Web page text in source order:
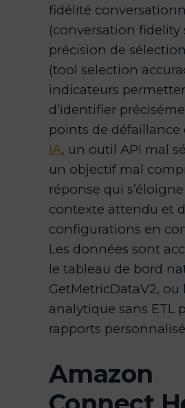
fidélité
(conversation fidelity
précision de
(tool selection
indicateurs
d’identifier
points de défaillance
IA, un outil API mal
un objectif mal
réponse qui
contexte attendu et
configurations en
Les données sont
le tableau de bord
GetMetricDataV2, ou
analytique sans ETL
rapports
Amazon